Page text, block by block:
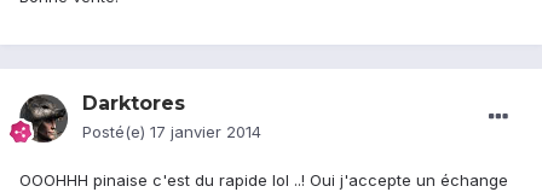
Darktores
Posté(e) 17 janvier 2014
OOOHHH pinaise c'est du rapide lol ..! Oui j'accepte un échange